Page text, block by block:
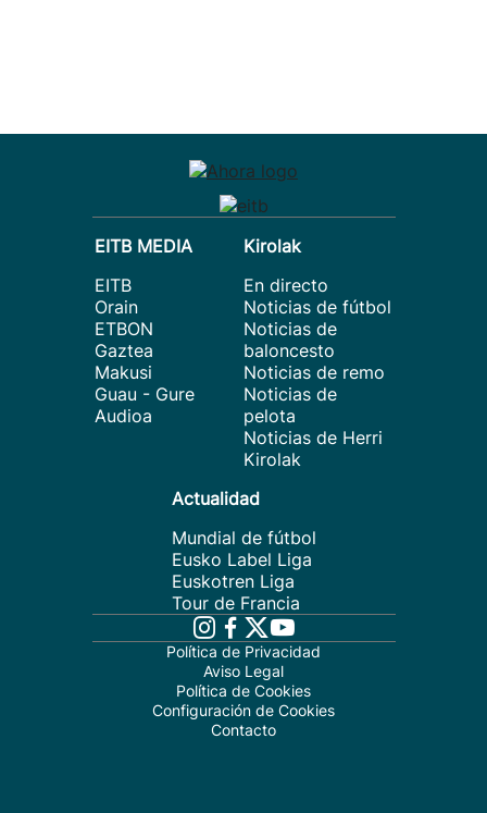
EITB MEDIA
EITB
Orain
ETBON
Gaztea
Makusi
Guau - Gure
Audioa
Kirolak
En directo
Noticias de fútbol
Noticias de
baloncesto
Noticias de remo
Noticias de
pelota
Noticias de Herri
Kirolak
Actualidad
Mundial de fútbol
Eusko Label Liga
Euskotren Liga
Tour de Francia
Política de Privacidad
Aviso Legal
Política de Cookies
Configuración de Cookies
Contacto